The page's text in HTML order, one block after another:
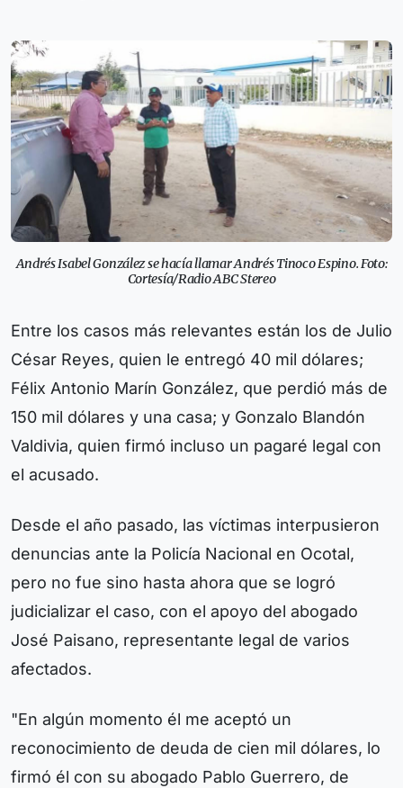
Andrés Isabel González se hacía llamar Andrés Tinoco Espino. Foto:
Cortesía/Radio ABC Stereo
Entre los casos más relevantes están los de Julio
César Reyes, quien le entregó 40 mil dólares;
Félix Antonio Marín González, que perdió más de
150 mil dólares y una casa; y Gonzalo Blandón
Valdivia, quien firmó incluso un pagaré legal con
el acusado.
Desde el año pasado, las víctimas interpusieron
denuncias ante la Policía Nacional en Ocotal,
pero no fue sino hasta ahora que se logró
judicializar el caso, con el apoyo del abogado
José Paisano, representante legal de varios
afectados.
"En algún momento él me aceptó un
reconocimiento de deuda de cien mil dólares, lo
firmó él con su abogado Pablo Guerrero, de